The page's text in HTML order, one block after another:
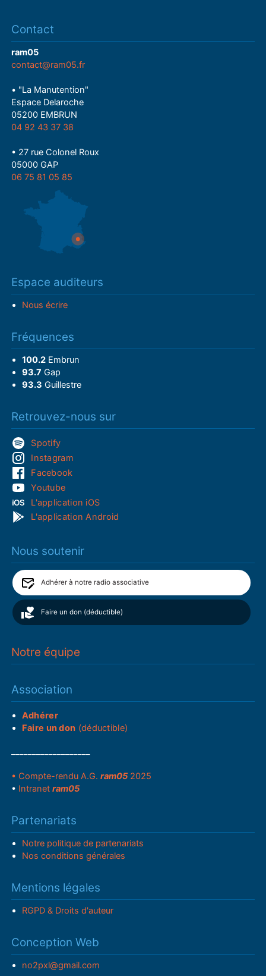
Contact
ram05
contact@ram05.fr
• "La Manutention"
Espace Delaroche
05200 EMBRUN
04 92 43 37 38
• 27 rue Colonel Roux
05000 GAP
06 75 81 05 85
Espace auditeurs
Nous écrire
Fréquences
100.2Embrun
93.7 Gap
93.3 Guillestre
Retrouvez-nous sur
Spotify
Instagram
Facebook
Youtube
L'application iOS
L'application Android
Nous soutenir
Adhérer à notre radio associative
Faire un don (déductible)
Notre équipe
Association
Adhérer
Faire un don (déductible)
• Compte-rendu A.G.ram05 2025
• Intranetram05
Partenariats
Notre politique de partenariats
Nos conditions générales
Mentions légales
RGPD & Droits d'auteur
Conception Web
no2pxl@gmail.com